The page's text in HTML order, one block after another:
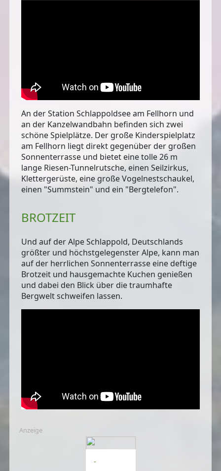
An der Station Schlappoldsee am Fellhorn und
an der Kanzelwandbahn befinden sichzwei
schöne Spielplätze. Der große Kinderspielplatz
am Fellhorn liegt direkt gegenüber der großen
Sonnenterrasse und bietet eine tolle26 m
lange Riesen-Tunnelrutsche, einen Seilzirkus,
Klettergerüste, eine große Vogelnestschaukel,
einen "Summstein" und ein "Bergtelefon".
BROTZEIT
Und auf derAlpe Schlappold, Deutschlands
größter und höchstgelegenster Alpe, kann man
auf der herrlichen Sonnenterrasse eine deftige
Brotzeit und hausgemachte Kuchen genießen
und dabei den Blick über die traumhafte
Bergwelt schweifen lassen.
Anzeige
-